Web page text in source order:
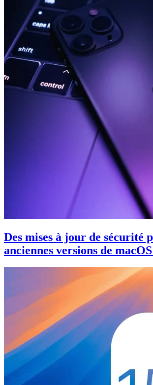
Des mises à jour de sécurité
anciennes versions de